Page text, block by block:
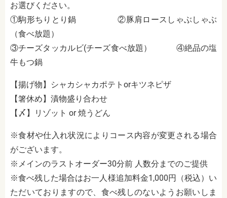
お選びください。
①駒形ちりとり鍋 ②豚肩ロースしゃぶしゃぶ
（食べ放題）
③チーズタッカルビ(チーズ食べ放題） ④絶品の塩
牛もつ鍋
【揚げ物】シャカシャカポテトorキツネピザ
【箸休め】漬物盛り合わせ
【〆】リゾット or 焼うどん
※食材や仕入れ状況によりコース内容が変更される場合
がございます。
※メインのラストオーダー30分前 人数分までのご提供
※食べ残した場合はお一人様追加料金1,000円（税込）い
ただいておりますので、食べ残しのないようお願いしま